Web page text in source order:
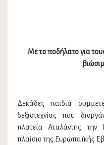
Με το ποδήλατο για
Δεκάδες παιδιά
δεξιοτεχνίας που
πλατεία Αταλάντης την
πλαίσιο της Ευρωπαϊκής